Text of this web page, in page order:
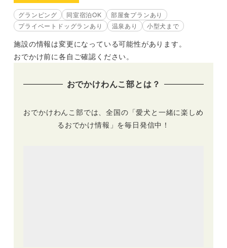
グランピング 同室宿泊OK
部屋食プランあり
プライベートドッグランあり
温泉あり 小型犬まで
施設の情報は変更になっている可能性があります。
おでかけ前に各自ご確認ください。
おでかけわんこ部とは？
おでかけわんこ部では、全国の「愛犬と一緒に楽しめ
るおでかけ情報」を毎日発信中！